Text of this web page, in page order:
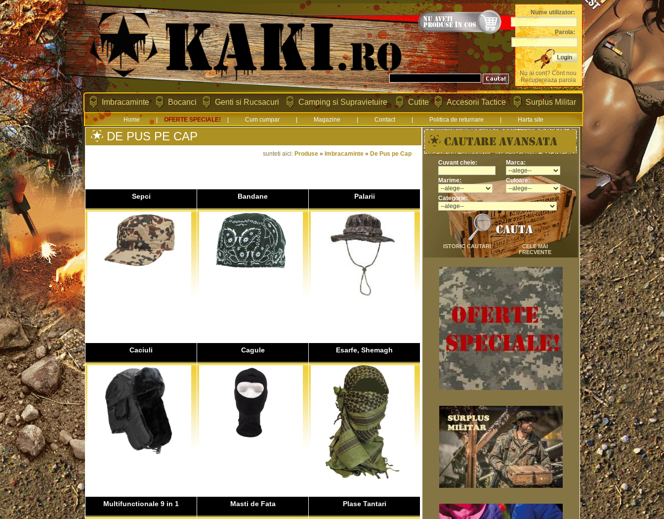
Nume utilizator:
Parola:
Nu ai cont? Cont nou
Recupereaza parola
Imbracaminte Bocanci Genti si Rucsacuri Camping si Supravietuire Cutite Accesorii Tactice Surplus Militar
Home OFERTE SPECIALE! Cum cumpar Magazine Contact Politica de returnare Harta site
DE PUS PE CAP
sunteti aici: Produse » Imbracaminte » De Pus pe Cap
Sepci Bandane Palarii
Caciuli Cagule Esarfe, Shemagh
Multifunctionale 9 in 1 Masti de Fata Plase Tantari
Cuvant cheie: Marca:
Marime: Culoare:
Categorie:
ISTORIC CAUTARI
CELE MAI
FRECVENTE